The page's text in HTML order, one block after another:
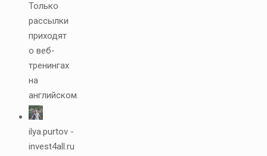
Только
рассылки
приходят
о веб-
тренингах
на
английском.
ilya.purtov -
invest4all.ru